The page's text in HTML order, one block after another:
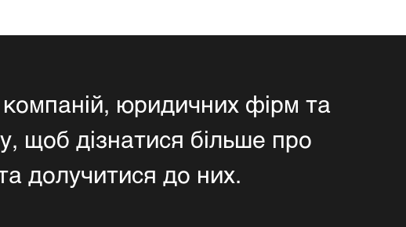
юридичних фірм та
щоб дізнатися більше про
долучитися до них.